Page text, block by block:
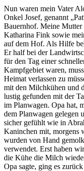
Nun waren mein Vater
Onkel Josef, genannt
Pat
Bauernhof. Meine
Katharina Fink sowie
auf dem Hof. Als Hilfe
Er half bei der
für den Tag einer
Kampfgebiet waren,
Heimat verlassen zu
mit den Milchkühen und
lustig gefunden mit der
im Planwagen. Opa hat,
dem Planwagen gelegen
sicher gefühlt wie in
Kaninchen mit, morgens
wurden von Hand
verwendet. Erst haben
die Kühe die Milch
Opa sagte, ging es